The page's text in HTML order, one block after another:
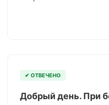
✔ ОТВЕЧЕНО
Добрый день. При